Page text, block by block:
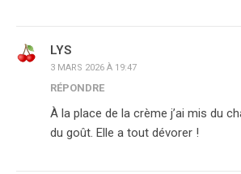
LYS
3 MARS 2026 À 19:47
RÉPONDRE
À la place de la crème j’ai mis du
du goût. Elle a tout dévorer !